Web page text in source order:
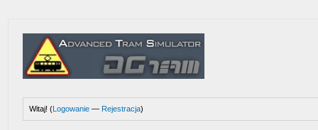
Witaj! (Logowanie — Rejestracja)